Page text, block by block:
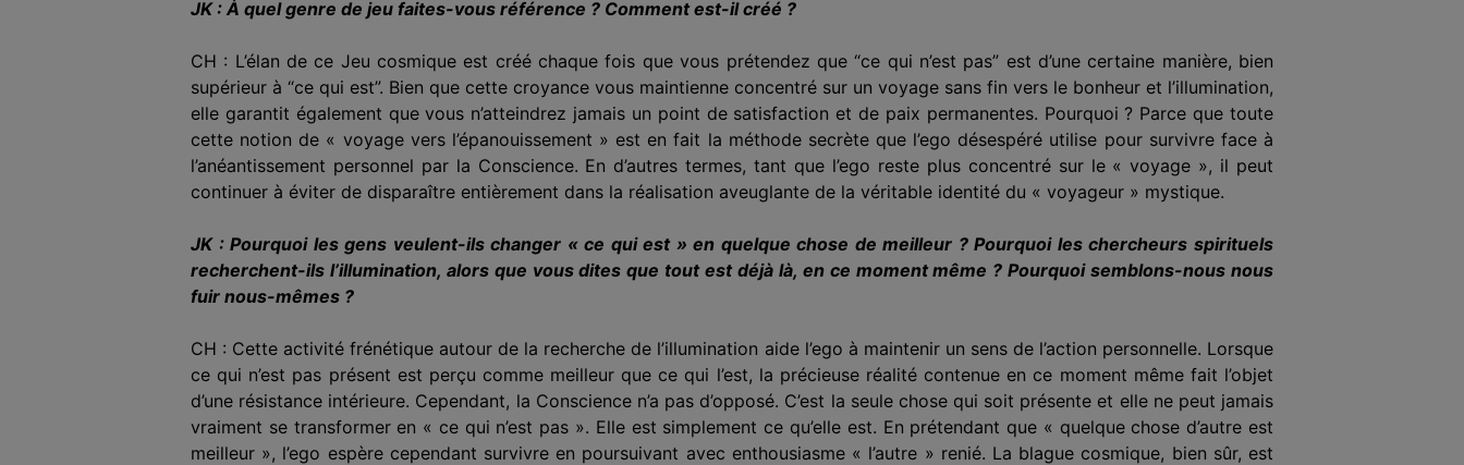
JK : À quel genre de jeu faites-vous référence ? Comment est-il créé ?
CH : L’élan de ce Jeu cosmique est créé chaque fois que vous prétendez que “ce qui n’est pas” est d’une certaine manière, bien
supérieur à “ce qui est”. Bien que cette croyance vous maintienne concentré sur un voyage sans fin vers le bonheur et l’illumination,
elle garantit également que vous n’atteindrez jamais un point de satisfaction et de paix permanentes. Pourquoi ? Parce que toute
cette notion de « voyage vers l’épanouissement » est en fait la méthode secrète que l’ego désespéré utilise pour survivre face à
l’anéantissement personnel par la Conscience. En d’autres termes, tant que l’ego reste plus concentré sur le « voyage », il peut
continuer à éviter de disparaître entièrement dans la réalisation aveuglante de la véritable identité du « voyageur » mystique.
JK : Pourquoi les gens veulent-ils changer « ce qui est » en quelque chose de meilleur ? Pourquoi les chercheurs spirituels
recherchent-ils l’illumination, alors que vous dites que tout est déjà là, en ce moment même ? Pourquoi semblons-nous nous
fuir nous-mêmes ?
CH : Cette activité frénétique autour de la recherche de l’illumination aide l’ego à maintenir un sens de l’action personnelle. Lorsque
ce qui n’est pas présent est perçu comme meilleur que ce qui l’est, la précieuse réalité contenue en ce moment même fait l’objet
d’une résistance intérieure. Cependant, la Conscience n’a pas d’opposé. C’est la seule chose qui soit présente et elle ne peut jamais
vraiment se transformer en « ce qui n’est pas ». Elle est simplement ce qu’elle est. En prétendant que « quelque chose d’autre est
meilleur », l’ego espère cependant survivre en poursuivant avec enthousiasme « l’autre » renié. La blague cosmique, bien sûr, est